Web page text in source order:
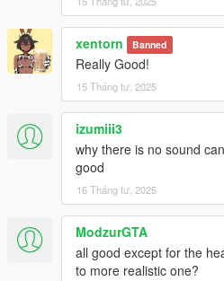
xentorn Banned
Really Good!
15 Tháng tư, 2025
izumiii3
why there is no sound
good
16 Tháng tư, 2025
ModzurGTA
all good except for the
to more realistic one?